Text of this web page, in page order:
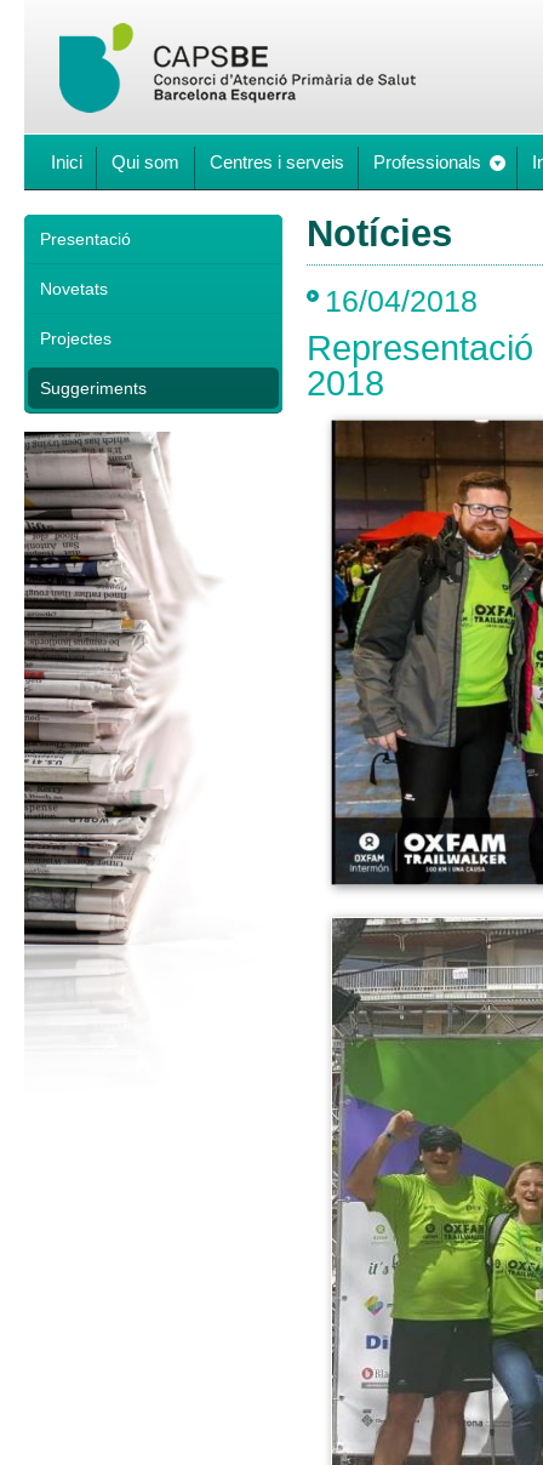
Inici Qui som Centres i serveis Professionals
Presentació
Novetats
Projectes
Suggeriments
Notícies
16/04/2018
2018